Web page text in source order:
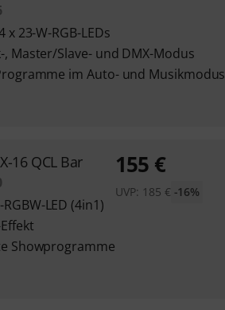
x 23-W-RGB-LEDs
Master/Slave- und DMX-Modus
im Auto- und Musikmodus
16 QCL Bar
LED (4in1)
Showprogramme
155 €
UVP: 185 € -16%